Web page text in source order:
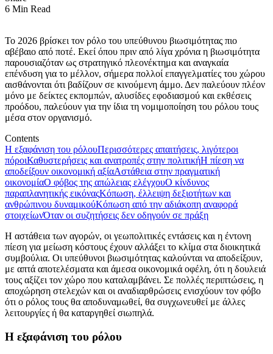
6 Min Read
Το 2026 βρίσκει τον ρόλο του υπεύθυνου βιωσιμότητας πιο
αβέβαιο από ποτέ. Εκεί όπου πριν από λίγα χρόνια η βιωσιμότητα
παρουσιαζόταν ως στρατηγικό πλεονέκτημα και αναγκαία
επένδυση για το μέλλον, σήμερα πολλοί επαγγελματίες του χώρου
αισθάνονται ότι βαδίζουν σε κινούμενη άμμο. Δεν παλεύουν πλέον
μόνο με δείκτες εκπομπών, αλυσίδες εφοδιασμού και εκθέσεις
προόδου, παλεύουν για την ίδια τη νομιμοποίηση του ρόλου τους
μέσα στον οργανισμό.
Contents
Η εξαφάνιση του ρόλουΠερισσότερες απαιτήσεις, λιγότεροι
πόροιΚαθυστερήσεις και ανατροπές στην πολιτικήΗ πίεση να
αποδείξουν οικονομική αξίαΑστάθεια στην πραγματική
οικονομίαΟ φόβος της απώλειας ελέγχουΟ κίνδυνος
παραπλανητικής εικόναςΚόπωση, έλλειψη δεξιοτήτων και
ανθρώπινου δυναμικούΚόπωση από την αδιάκοπη αναφορά
στοιχείωνΌταν οι συζητήσεις δεν οδηγούν σε πράξη
Η αστάθεια των αγορών, οι γεωπολιτικές εντάσεις και η έντονη
πίεση για μείωση κόστους έχουν αλλάξει το κλίμα στα διοικητικά
συμβούλια. Οι υπεύθυνοι βιωσιμότητας καλούνται να αποδείξουν,
με απτά αποτελέσματα και άμεσα οικονομικά οφέλη, ότι η δουλειά
τους αξίζει τον χώρο που καταλαμβάνει. Σε πολλές περιπτώσεις, η
αποχώρηση στελεχών και οι αναδιαρθρώσεις ενισχύουν τον φόβο
ότι ο ρόλος τους θα αποδυναμωθεί, θα συγχωνευθεί με άλλες
λειτουργίες ή θα καταργηθεί σιωπηλά.
Η εξαφάνιση του ρόλου